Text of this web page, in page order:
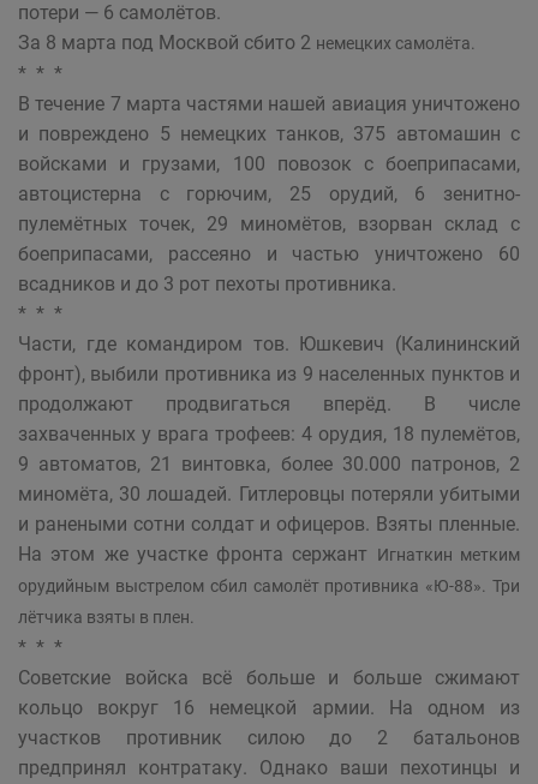
потери — 6 самолётов.
За 8 марта под Москвой сбито 2 немецких самолёта.
* * *
В течение 7 марта частями нашей авиация уничтожено
и повреждено 5 немецких танков, 375 автомашин с
войсками и грузами, 100 повозок с боеприпасами,
автоцистерна с горючим, 25 орудий, 6 зенитно-
пулемётных точек, 29 миномётов, взорван склад с
боеприпасами, рассеяно и частью уничтожено 60
всадников и до 3 рот пехоты противника.
* * *
Части, где командиром тов. Юшкевич (Калининский
фронт), выбили противника из 9 населенных пунктов и
продолжают продвигаться вперёд. В числе
захваченных у врага трофеев: 4 орудия, 18 пулемётов,
9 автоматов, 21 винтовка, более 30.000 патронов, 2
миномёта, 30 лошадей. Гитлеровцы потеряли убитыми
и ранеными сотни солдат и офицеров. Взяты пленные.
На этом же участке фронта сержант Игнаткин метким
орудийным выстрелом сбил самолёт противника «Ю-88». Три
лётчика взяты в плен.
* * *
Советские войска всё больше и больше сжимают
кольцо вокруг 16 немецкой армии. На одном из
участков противник силою до 2 батальонов
предпринял контратаку. Однако ваши пехотинцы и